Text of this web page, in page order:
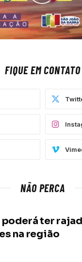
FIQUE EM CONTATO
NÃO PERCA
ter
na região